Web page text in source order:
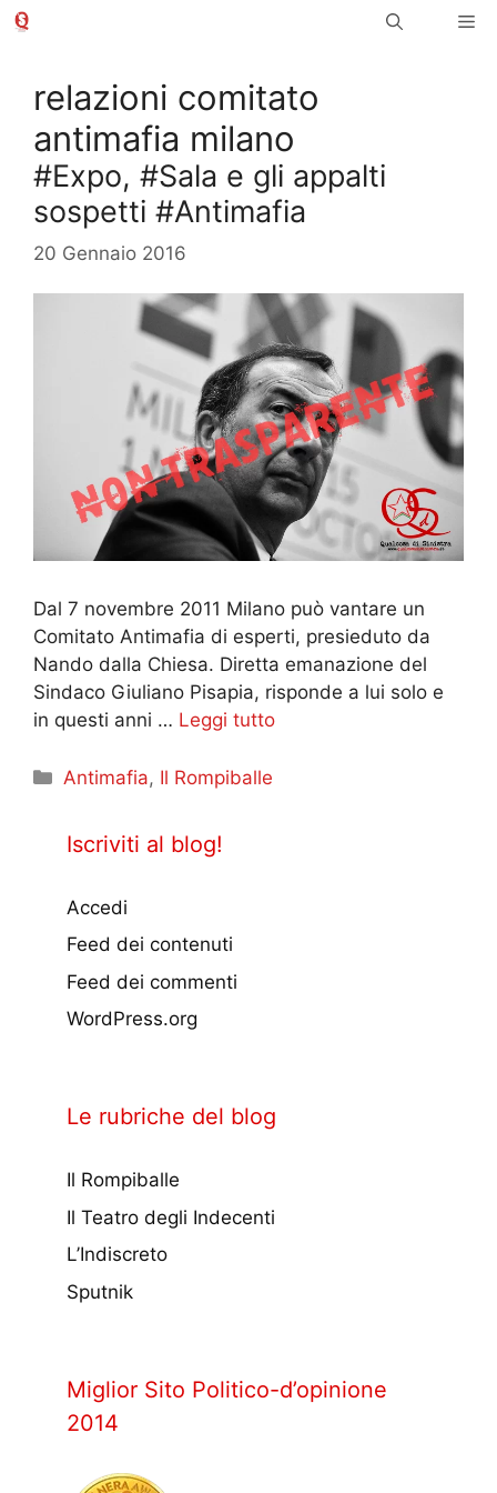
Vai
relazioni comitato
antimafia milano
#Expo, #Sala e gli appalti
sospetti #Antimafia
20 Gennaio 2016
Dal 7 novembre 2011 Milano può vantare un
Comitato Antimafia di esperti, presieduto da
Nando dalla Chiesa. Diretta emanazione del
Sindaco Giuliano Pisapia, risponde a lui solo e
in questi anni … Leggi tutto
Categorie
Antimafia, Il Rompiballe
Iscriviti al blog!
Accedi
Feed dei contenuti
Feed dei commenti
WordPress.org
Le rubriche del blog
Il Rompiballe
Il Teatro degli Indecenti
L’Indiscreto
Sputnik
Miglior Sito Politico-d’opinione
2014